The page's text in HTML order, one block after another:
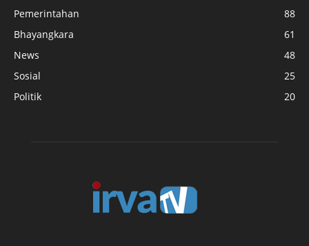
Pemerintahan
88
Bhayangkara
61
News
48
Sosial
25
Politik
20